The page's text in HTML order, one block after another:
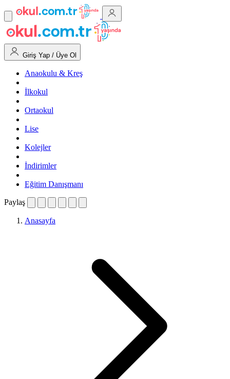
Giriş Yap / Üye Ol
Anaokulu & Kreş
İlkokul
Ortaokul
Lise
Kolejler
İndirimler
Eğitim Danışmanı
Paylaş
Anasayfa